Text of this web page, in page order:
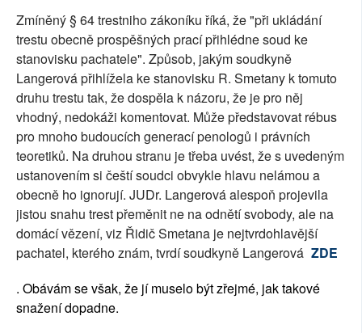
Zmíněný § 64 trestniho zákoníku říká, že "při ukládání
trestu obecně prospěšných prací přihlédne soud ke
stanovisku pachatele". Způsob, jakým soudkyně
Langerová přihlížela ke stanovisku R. Smetany k tomuto
druhu trestu tak, že dospěla k názoru, že je pro něj
vhodný, nedokáži komentovat. Může představovat rébus
pro mnoho budoucích generací penologů i právních
teoretiků. Na druhou stranu je třeba uvést, že s uvedeným
ustanovením si čeští soudci obvykle hlavu nelámou a
obecně ho ignorují. JUDr. Langerová alespoň projevila
jistou snahu trest přeměnit ne na odnětí svobody, ale na
domácí vězení, viz Řidič Smetana je nejtvrdohlavější
pachatel, kterého znám, tvrdí soudkyně Langerová ZDE
. Obávám se však, že jí muselo být zřejmé, jak takové
snažení dopadne.